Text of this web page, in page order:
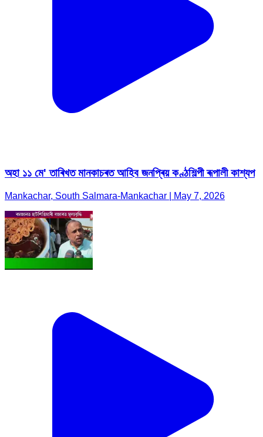
অহা ১১ মে' তাৰিখত মানকাচৰত আহিব জনপ্ৰিয় কণ্ঠশিল্পী ৰূপালী কাশ্যপ
Mankachar, South Salmara-Mankachar | May 7, 2026